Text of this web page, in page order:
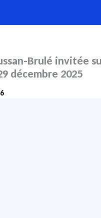
Brulé invitée
décembre 2025